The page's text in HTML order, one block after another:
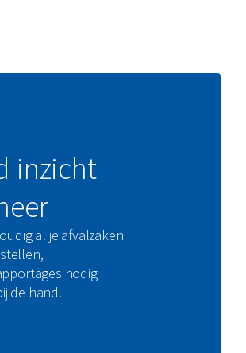
inzicht
al je afvalzaken
nodig
de hand.